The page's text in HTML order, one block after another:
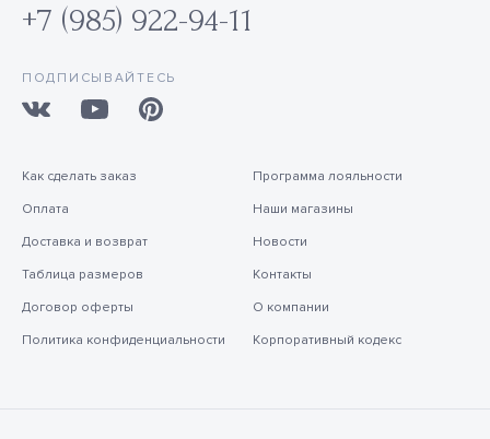
+7 (985) 922-94-11
ПОДПИСЫВАЙТЕСЬ
Как сделать заказ
Оплата
Доставка и возврат
Таблица размеров
Договор оферты
Политика конфиденциальности
Программа лояльности
Наши магазины
Новости
Контакты
О компании
Корпоративный кодекс